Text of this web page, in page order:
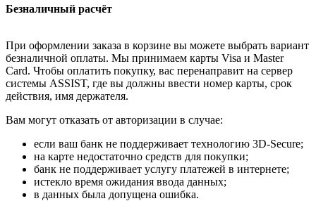
Безналичный расчёт
При оформлении заказа в корзине вы можете выбрать вариант
безналичной оплаты. Мы принимаем карты Visa и Master
Card. Чтобы оплатить покупку, вас перенаправит на сервер
системы ASSIST, где вы должны ввести номер карты, срок
действия, имя держателя.
Вам могут отказать от авторизации в случае:
если ваш банк не поддерживает технологию 3D-Secure;
на карте недостаточно средств для покупки;
банк не поддерживает услугу платежей в интернете;
истекло время ожидания ввода данных;
в данных была допущена ошибка.